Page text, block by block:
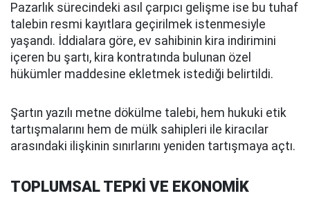
Pazarlık sürecindeki asıl çarpıcı gelişme ise bu tuhaf
talebin resmi kayıtlara geçirilmek istenmesiyle
yaşandı. İddialara göre, ev sahibinin kira indirimini
içeren bu şartı, kira kontratında bulunan özel
hükümler maddesine ekletmek istediği belirtildi.
Şartın yazılı metne dökülme talebi, hem hukuki etik
tartışmalarını hem de mülk sahipleri ile kiracılar
arasındaki ilişkinin sınırlarını yeniden tartışmaya açtı.
TOPLUMSAL TEPKİ VE EKONOMİK